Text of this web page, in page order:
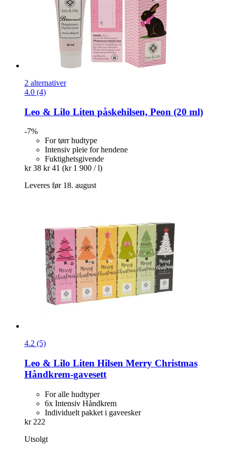
2 alternativer
4.0 (4)
Leo & Lilo Liten påskehilsen, Peon (20 ml)
-7%
For tørr hudtype
Intensiv pleie for hendene
Fuktighetsgivende
kr 38 kr 41 (kr 1 900 / l)
Leveres før 18. august
4.2 (5)
Leo & Lilo Liten Hilsen Merry Christmas
Håndkrem-​gavesett
For alle hudtyper
6x Intensiv Håndkrem
Individuelt pakket i gaveesker
kr 222
Utsolgt